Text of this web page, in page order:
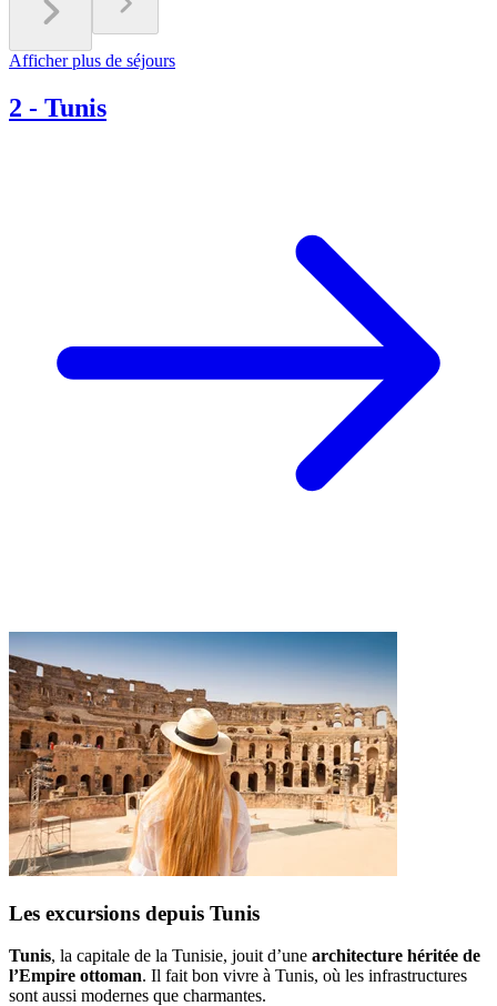
Afficher plus de séjours
2 - Tunis
Les excursions depuis Tunis
Tunis, la capitale de la Tunisie, jouit d’une architecture héritée de
l’Empire ottoman. Il fait bon vivre à Tunis, où les infrastructures
sont aussi modernes que charmantes.